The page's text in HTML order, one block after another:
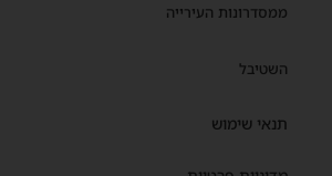
ממסדרונות העירייה
השטיבל
תנאי שימוש